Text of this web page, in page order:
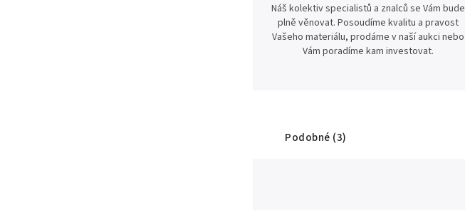
Náš kolektiv specialistů a znalců se Vám bude
plně věnovat. Posoudíme kvalitu a pravost
Vašeho materiálu, prodáme v naší aukci nebo
Vám poradíme kam investovat.
Podobné (3)